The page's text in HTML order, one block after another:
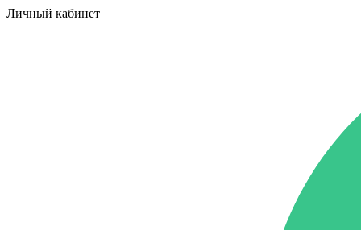
Личный кабинет